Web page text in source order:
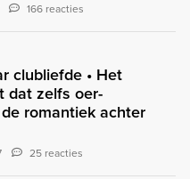
166 reacties
clubliefde • Het
dat zelfs oer-
romantiek achter
25 reacties